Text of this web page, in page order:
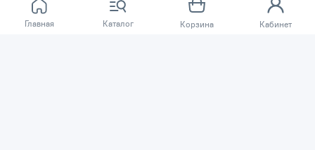
Главная Каталог Корзина Кабинет